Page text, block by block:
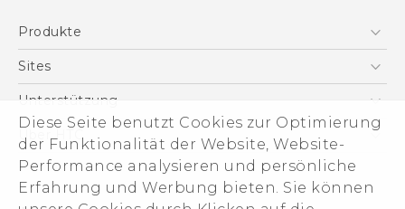
Diese Seite benutzt Cookies zur Optimierung
der Funktionalität der Website, Website-
Performance analysieren und persönliche
Erfahrung und Werbung bieten. Sie können
behördliche Bestimmungen
English - Quick start guide
English - User manual
English - Safety and regulatory guide
Produkte
Smartphones
VIVE
Zubehör
Sites
HTC Dev
HTC Vive
Unterstützung
Unterstützung
eCommerce Support
Über HTC
ESG
Impressum